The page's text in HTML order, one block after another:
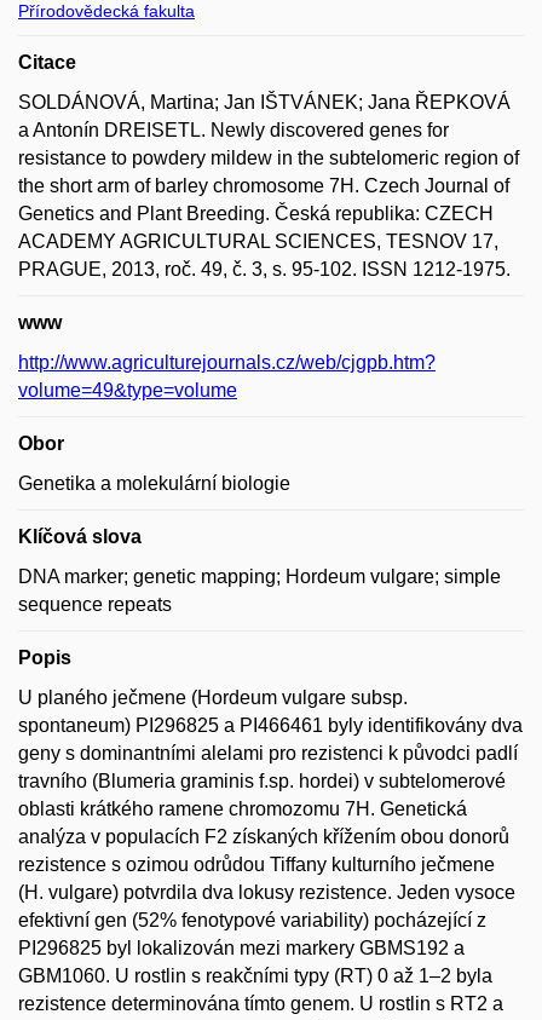
Přírodovědecká fakulta
Citace
SOLDÁNOVÁ, Martina; Jan IŠTVÁNEK; Jana ŘEPKOVÁ
a Antonín DREISETL. Newly discovered genes for
resistance to powdery mildew in the subtelomeric region of
the short arm of barley chromosome 7H. Czech Journal of
Genetics and Plant Breeding. Česká republika: CZECH
ACADEMY AGRICULTURAL SCIENCES, TESNOV 17,
PRAGUE, 2013, roč. 49, č. 3, s. 95-102. ISSN 1212-1975.
www
http://www.agriculturejournals.cz/web/cjgpb.htm?
volume=49&type=volume
Obor
Genetika a molekulární biologie
Klíčová slova
DNA marker; genetic mapping; Hordeum vulgare; simple
sequence repeats
Popis
U planého ječmene (Hordeum vulgare subsp.
spontaneum) PI296825 a PI466461 byly identifikovány dva
geny s dominantními alelami pro rezistenci k původci padlí
travního (Blumeria graminis f.sp. hordei) v subtelomerové
oblasti krátkého ramene chromozomu 7H. Genetická
analýza v populacích F2 získaných křížením obou donorů
rezistence s ozimou odrůdou Tiffany kulturního ječmene
(H. vulgare) potvrdila dva lokusy rezistence. Jeden vysoce
efektivní gen (52% fenotypové variability) pocházející z
PI296825 byl lokalizován mezi markery GBMS192 a
GBM1060. U rostlin s reakčními typy (RT) 0 až 1–2 byla
rezistence determinována tímto genem. U rostlin s RT2 a